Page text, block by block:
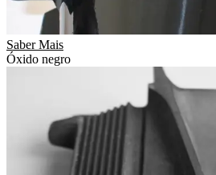
Saber Mais
Óxido negro